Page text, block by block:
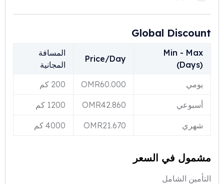
Global Discount
Min - Max
(Days)
Price/Day
المسافة
المجانية
يومي
OMR60.000 200 كم
أسبوعي OMR42.860 1200 كم
شهري OMR21.670 4000 كم
مشمول في السعر
التأمين الشامل